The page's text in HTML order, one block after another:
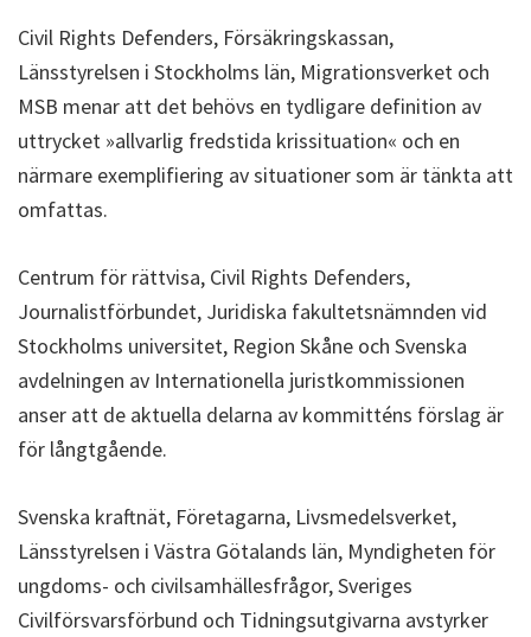
Civil Rights Defenders, Försäkringskassan,
Länsstyrelsen i Stockholms län, Migrationsverket och
MSB menar att det behövs en tydligare definition av
uttrycket »allvarlig fredstida krissituation« och en
närmare exemplifiering av situationer som är tänkta att
omfattas.
Centrum för rättvisa, Civil Rights Defenders,
Journalistförbundet, Juridiska fakultetsnämnden vid
Stockholms universitet, Region Skåne och Svenska
avdelningen av Internationella juristkommissionen
anser att de aktuella delarna av kommitténs förslag är
för långtgående.
Svenska kraftnät, Företagarna, Livsmedelsverket,
Länsstyrelsen i Västra Götalands län, Myndigheten för
ungdoms- och civilsamhällesfrågor, Sveriges
Civilförsvarsförbund och Tidningsutgivarna avstyrker